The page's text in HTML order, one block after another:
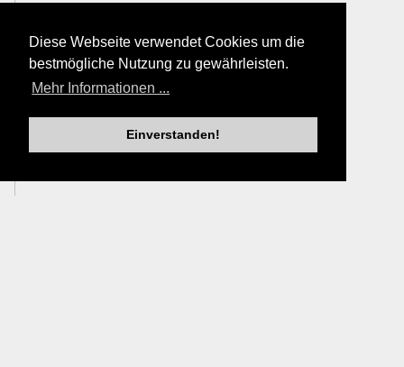
Diese Webseite verwendet Cookies um die
bestmögliche Nutzung zu gewährleisten.
Mehr Informationen ...
Einverstanden!